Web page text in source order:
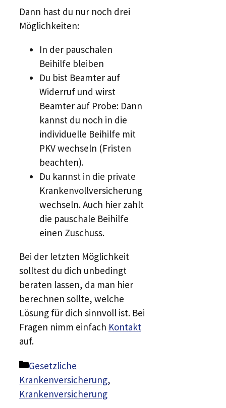
Dann hast du nur noch drei
Möglichkeiten:
In der pauschalen
Beihilfe bleiben
Du bist Beamter auf
Widerruf und wirst
Beamter auf Probe: Dann
kannst du noch in die
individuelle Beihilfe mit
PKV wechseln (Fristen
beachten).
Du kannst in die private
Krankenvollversicherung
wechseln. Auch hier zahlt
die pauschale Beihilfe
einen Zuschuss.
Bei der letzten Möglichkeit
solltest du dich unbedingt
beraten lassen, da man hier
berechnen sollte, welche
Lösung für dich sinnvoll ist. Bei
Fragen nimm einfach Kontakt
auf.
Kategorien
Gesetzliche
Krankenversicherung,
Krankenversicherung